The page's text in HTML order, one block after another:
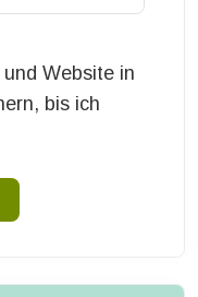
Website in
bis ich